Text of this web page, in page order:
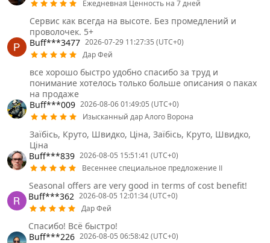
Ежедневная Ценность на 7 дней
Сервис как всегда на высоте. Без промедлений и
проволочек. 5+
Buff***3477 2026-07-29 11:27:35 (UTC+0)
Дар Фей
все хорошо быстро удобно спасибо за труд и
понимание хотелось только больше описания о паках
на продаже
Buff***009 2026-08-06 01:49:05 (UTC+0)
Изысканный дар Алого Ворона
Заїбісь, Круто, Швидко, Ціна, Заїбісь, Круто, Швидко,
Ціна
Buff***839 2026-08-05 15:51:41 (UTC+0)
Весеннее специальное предложение Ⅱ
Seasonal offers are very good in terms of cost benefit!
Buff***362 2026-08-05 12:01:34 (UTC+0)
Дар Фей
Спасибо! Всё быстро!
Buff***226 2026-08-05 06:58:42 (UTC+0)